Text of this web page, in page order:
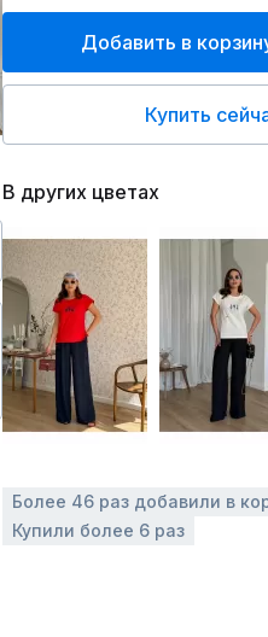
Добавить в
Купить
В других цветах
Более 46 раз добавили в
Купили более 6 раз